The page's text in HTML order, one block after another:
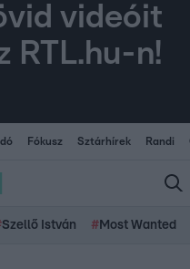
videóit
RTL.hu-n!
Fókusz Sztárhírek Randi
Szellő István # Most Wanted